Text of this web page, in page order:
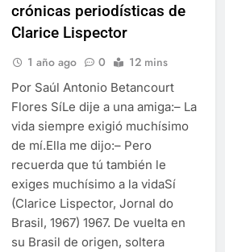
crónicas periodísticas de
Clarice Lispector
1 año ago 0 12 mins
Por Saúl Antonio Betancourt
Flores SíLe dije a una amiga:– La
vida siempre exigió muchísimo
de mí.Ella me dijo:– Pero
recuerda que tú también le
exiges muchísimo a la vidaSí
(Clarice Lispector, Jornal do
Brasil, 1967) 1967. De vuelta en
su Brasil de origen, soltera